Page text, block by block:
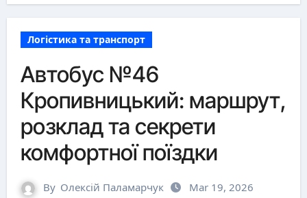
Логістика та транспорт
Автобус №46
Кропивницький: маршрут,
розклад та секрети
комфортної поїздки
By Олексій Паламарчук Mar 19, 2026